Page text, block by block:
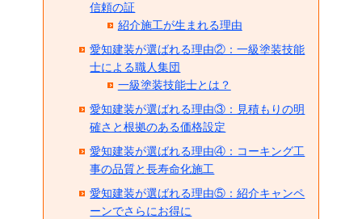
信頼の証
紹介施工が生まれる理由
愛知建装が選ばれる理由②：一級塗装技能
士による職人集団
一級塗装技能士とは？
愛知建装が選ばれる理由③：見積もりの明
確さと根拠のある価格設定
愛知建装が選ばれる理由④：コーキング工
事の品質と長寿命化施工
愛知建装が選ばれる理由⑤：紹介キャンペ
ーンでさらにお得に